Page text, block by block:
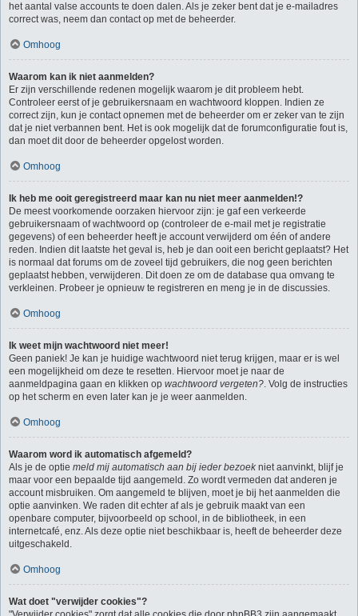
het aantal valse accounts te doen dalen. Als je zeker bent dat je e-mailadres
correct was, neem dan contact op met de beheerder.
Omhoog
Waarom kan ik niet aanmelden?
Er zijn verschillende redenen mogelijk waarom je dit probleem hebt.
Controleer eerst of je gebruikersnaam en wachtwoord kloppen. Indien ze
correct zijn, kun je contact opnemen met de beheerder om er zeker van te zijn
dat je niet verbannen bent. Het is ook mogelijk dat de forumconfiguratie fout is,
dan moet dit door de beheerder opgelost worden.
Omhoog
Ik heb me ooit geregistreerd maar kan nu niet meer aanmelden!?
De meest voorkomende oorzaken hiervoor zijn: je gaf een verkeerde
gebruikersnaam of wachtwoord op (controleer de e-mail met je registratie
gegevens) of een beheerder heeft je account verwijderd om één of andere
reden. Indien dit laatste het geval is, heb je dan ooit een bericht geplaatst? Het
is normaal dat forums om de zoveel tijd gebruikers, die nog geen berichten
geplaatst hebben, verwijderen. Dit doen ze om de database qua omvang te
verkleinen. Probeer je opnieuw te registreren en meng je in de discussies.
Omhoog
Ik weet mijn wachtwoord niet meer!
Geen paniek! Je kan je huidige wachtwoord niet terug krijgen, maar er is wel
een mogelijkheid om deze te resetten. Hiervoor moet je naar de
aanmeldpagina gaan en klikken op wachtwoord vergeten?. Volg de instructies
op het scherm en even later kan je je weer aanmelden.
Omhoog
Waarom word ik automatisch afgemeld?
Als je de optie meld mij automatisch aan bij ieder bezoek niet aanvinkt, blijf je
maar voor een bepaalde tijd aangemeld. Zo wordt vermeden dat anderen je
account misbruiken. Om aangemeld te blijven, moet je bij het aanmelden die
optie aanvinken. We raden dit echter af als je gebruik maakt van een
openbare computer, bijvoorbeeld op school, in de bibliotheek, in een
internetcafé, enz. Als deze optie niet beschikbaar is, heeft de beheerder deze
uitgeschakeld.
Omhoog
Wat doet "verwijder cookies"?